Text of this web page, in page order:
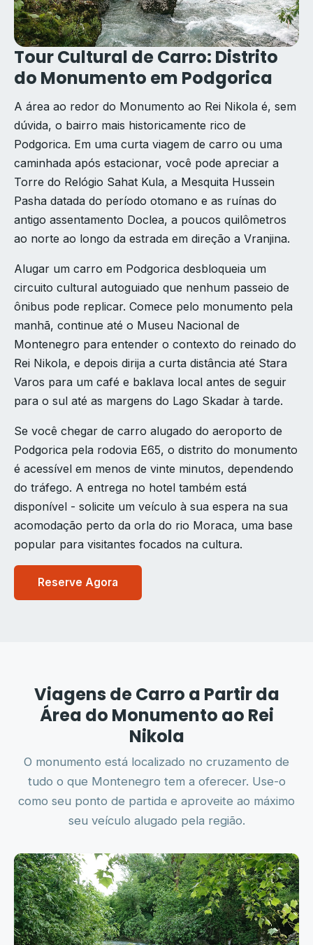
Tour Cultural de Carro: Distrito
do Monumento em Podgorica
A área ao redor do Monumento ao Rei Nikola é, sem
dúvida, o bairro mais historicamente rico de
Podgorica. Em uma curta viagem de carro ou uma
caminhada após estacionar, você pode apreciar a
Torre do Relógio Sahat Kula, a Mesquita Hussein
Pasha datada do período otomano e as ruínas do
antigo assentamento Doclea, a poucos quilômetros
ao norte ao longo da estrada em direção a Vranjina.
Alugar um carro em Podgorica desbloqueia um
circuito cultural autoguiado que nenhum passeio de
ônibus pode replicar. Comece pelo monumento pela
manhã, continue até o Museu Nacional de
Montenegro para entender o contexto do reinado do
Rei Nikola, e depois dirija a curta distância até Stara
Varos para um café e baklava local antes de seguir
para o sul até as margens do Lago Skadar à tarde.
Se você chegar de carro alugado do aeroporto de
Podgorica pela rodovia E65, o distrito do monumento
é acessível em menos de vinte minutos, dependendo
do tráfego. A entrega no hotel também está
disponível - solicite um veículo à sua espera na sua
acomodação perto da orla do rio Moraca, uma base
popular para visitantes focados na cultura.
Reserve Agora
Viagens de Carro a Partir da
Área do Monumento ao Rei
Nikola
O monumento está localizado no cruzamento de
tudo o que Montenegro tem a oferecer. Use-o
como seu ponto de partida e aproveite ao máximo
seu veículo alugado pela região.